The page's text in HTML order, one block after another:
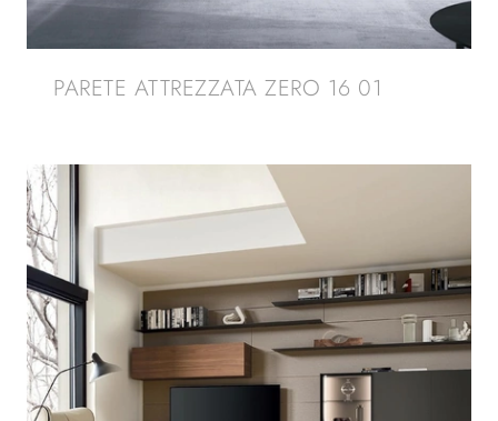
PARETE ATTREZZATA ZERO 16 01